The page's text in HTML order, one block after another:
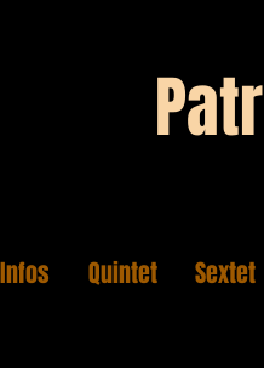
Infos Quintet Sextet